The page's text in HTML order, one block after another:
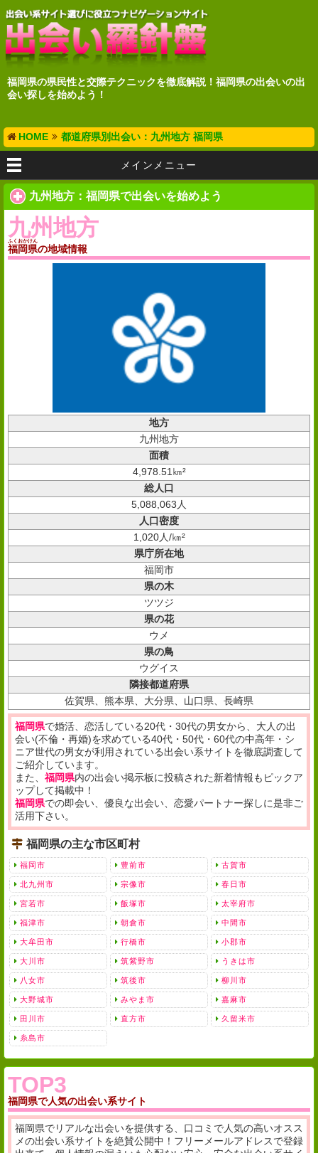
福岡県の県民性と交際テクニックを徹底解説！福岡県の出会いの出
会い探しを始めよう！
HOME 都道府県別出会い：九州地方 福岡県
メインメニュー
九州地方：福岡県で出会いを始めよう
九州地方
福岡県
ふくおかけん
の地域情報
地方
九州地方
面積
4,978.51㎞²
総人口
5,088,063人
人口密度
1,020人/㎞²
県庁所在地
福岡市
県の木
ツツジ
県の花
ウメ
県の鳥
ウグイス
隣接都道府県
佐賀県、熊本県、大分県、山口県、長崎県
福岡県で婚活、恋活している20代・30代の男女から、大人の出
会い(不倫・再婚)を求めている40代・50代・60代の中高年・シ
ニア世代の男女が利用されている出会い系サイトを徹底調査して
ご紹介しています。
また、 福岡県内の出会い掲示板に投稿された新着情報もピックア
ップして掲載中！
福岡県での即会い、優良な出会い、恋愛パートナー探しに是非ご
活用下さい。
福岡県の主な市区町村
福岡市 豊前市 古賀市
北九州市 宗像市 春日市
宮若市 飯塚市 太宰府市
福津市 朝倉市 中間市
大牟田市 行橋市 小郡市
大川市 筑紫野市 うきは市
八女市 筑後市 柳川市
大野城市 みやま市 嘉麻市
田川市 直方市 久留米市
糸島市
TOP3
福岡県で人気の出会い系サイト
福岡県でリアルな出会いを提供する、口コミで人気の高いオスス
メの出会い系サイトを絶賛公開中！フリーメールアドレスで登録